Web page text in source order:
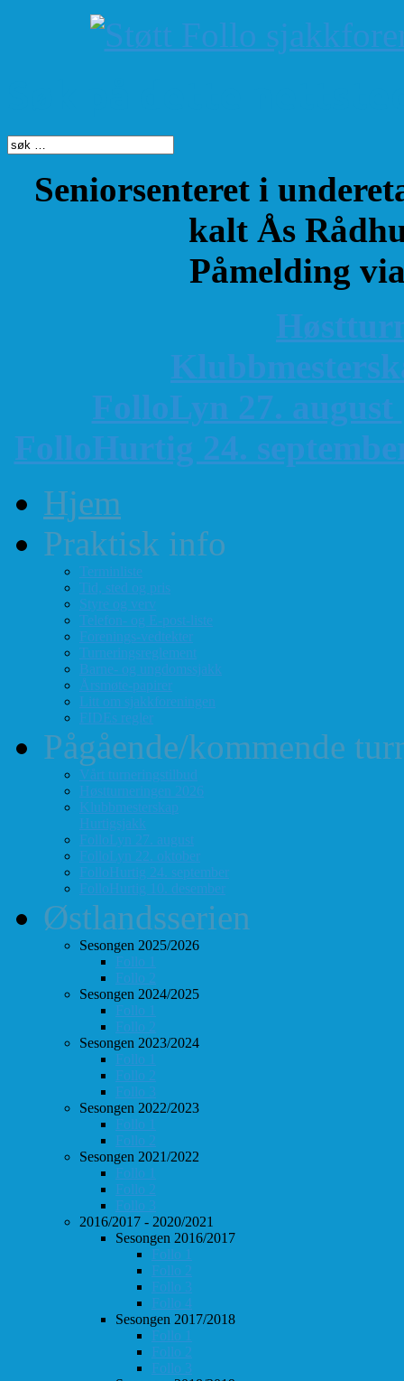
Seniorsenteret i
kalt Ås
Påmelding
K
FolloLyn 27. august
FolloHurtig 24.
Hjem
Praktisk info
Terminliste
Tid, sted og pris
Styre og verv
Telefon- og E-post-liste
Forenings-vedtekter
Turneringsreglement
Barne- og ungdomssjakk
Årsmøte-papirer
Litt om sjakkforeningen
FIDEs regler
Pågående/kommende
Vårt turneringstilbud
Høstturneringen 2026
Klubbmesterskap
Hurtigsjakk
FolloLyn 27. august
FolloLyn 22. oktober
FolloHurtig 24. september
FolloHurtig 10. desember
Østlandsserien
Sesongen 2025/2026
Follo 1
Follo 2
Sesongen 2024/2025
Follo 1
Follo 2
Sesongen 2023/2024
Follo 1
Follo 2
Follo 3
Sesongen 2022/2023
Follo 1
Follo 2
Sesongen 2021/2022
Follo 1
Follo 2
Follo 3
2016/2017 - 2020/2021
Sesongen 2016/2017
Follo 1
Follo 2
Follo 3
Follo 4
Sesongen 2017/2018
Follo 1
Follo 2
Follo 3